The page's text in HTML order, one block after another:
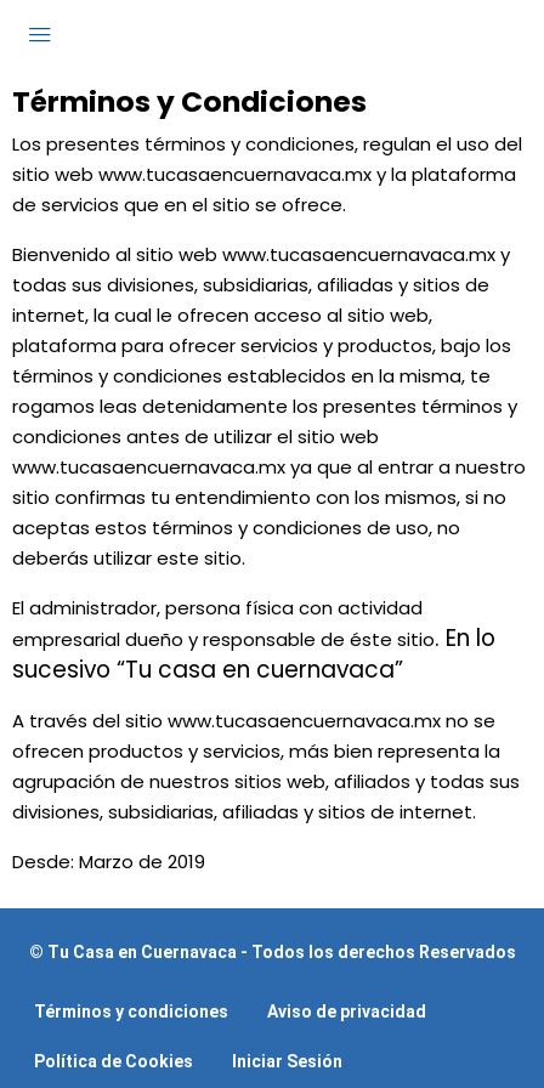
Términos y Condiciones
Los presentes términos y condiciones, regulan el uso del
sitio web www.tucasaencuernavaca.mx y la plataforma
de servicios que en el sitio se ofrece.
Bienvenido al sitio web www.tucasaencuernavaca.mx y
todas sus divisiones, subsidiarias, afiliadas y sitios de
internet, la cual le ofrecen acceso al sitio web,
plataforma para ofrecer servicios y productos, bajo los
términos y condiciones establecidos en la misma, te
rogamos leas detenidamente los presentes términos y
condiciones antes de utilizar el sitio web
www.tucasaencuernavaca.mx ya que al entrar a nuestro
sitio confirmas tu entendimiento con los mismos, si no
aceptas estos términos y condiciones de uso, no
deberás utilizar este sitio.
El administrador, persona física con actividad
empresarial dueño y responsable de éste sitio. En lo
sucesivo “Tu casa en cuernavaca”
A través del sitio www.tucasaencuernavaca.mx no se
ofrecen productos y servicios, más bien representa la
agrupación de nuestros sitios web, afiliados y todas sus
divisiones, subsidiarias, afiliadas y sitios de internet.
Desde: Marzo de 2019
© Tu Casa en Cuernavaca - Todos los derechos Reservados
Términos y condiciones Aviso de privacidad
Política de Cookies Iniciar Sesión